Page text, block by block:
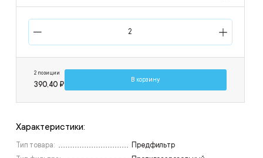
2 позиции
390,40 ₽
В корзину
Характеристики:
Тип товара:
Предфильтр